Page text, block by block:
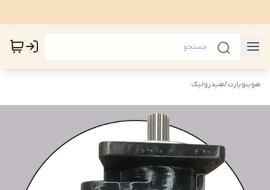
هوینوپارت/هیدرولیک